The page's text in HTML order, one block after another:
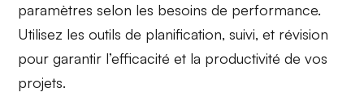
paramètres selon les besoins de performance.
Utilisez les outils de planification, suivi, et révision
pour garantir l’efficacité et la productivité de vos
projets.